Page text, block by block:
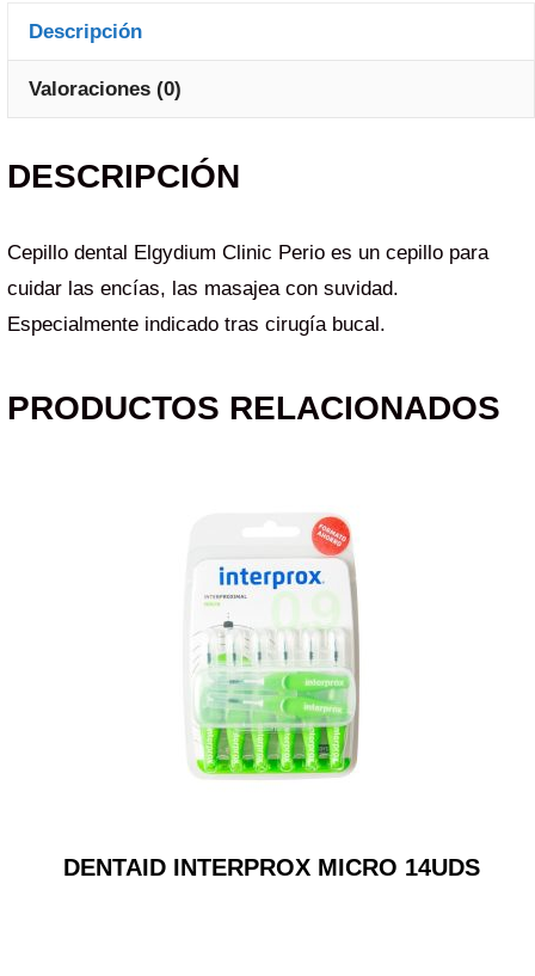
Descripción
Valoraciones (0)
DESCRIPCIÓN
Cepillo dental Elgydium Clinic Perio es un cepillo para
cuidar las encías, las masajea con suvidad.
Especialmente indicado tras cirugía bucal.
PRODUCTOS RELACIONADOS
DENTAID INTERPROX MICRO 14UDS